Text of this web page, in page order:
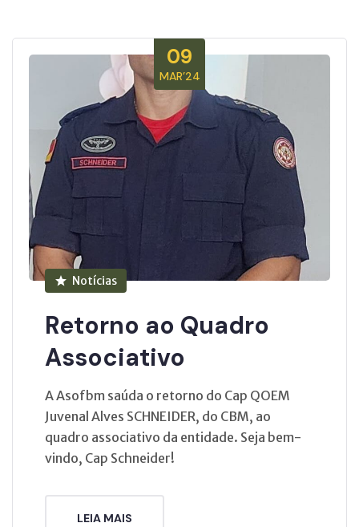
09
MAR’24
Notícias
Retorno ao Quadro
Associativo
A Asofbm saúda o retorno do Cap QOEM
Juvenal Alves SCHNEIDER, do CBM, ao
quadro associativo da entidade. Seja bem-
vindo, Cap Schneider!
LEIA MAIS